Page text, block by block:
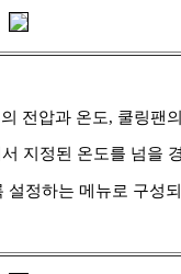
전압과 온도, 쿨링팬
지정된 온도를 넘을
설정하는 메뉴로 구성